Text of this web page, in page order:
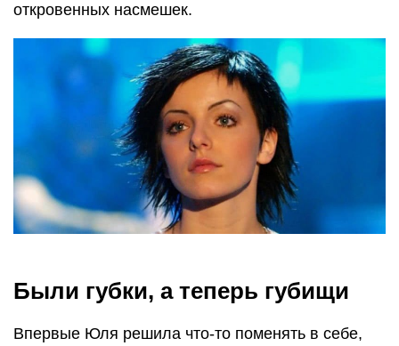
откровенных насмешек.
Были губки, а теперь губищи
Впервые Юля решила что-то поменять в себе,